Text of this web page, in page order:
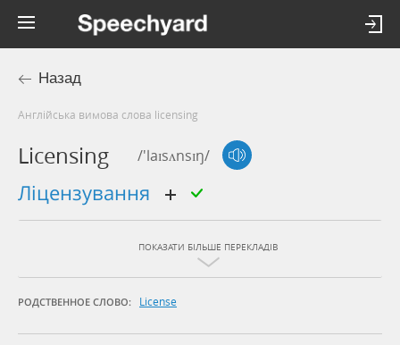
Назад
Англійська вимова слова licensing
Licensing /'laɪsʌnsɪŋ/
ліцензування
ПОКАЗАТИ БІЛЬШЕ ПЕРЕКЛАДІВ
РОДСТВЕННОЕ СЛОВО: License